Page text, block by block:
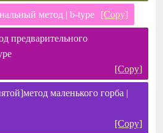
метод | b-type [Copy]
предварительного
[Copy]
маленького горба |
[Copy]